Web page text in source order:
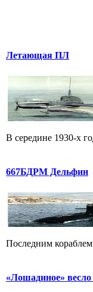
Летающая ПЛ
В середине 1930-х
667БДРМ Дельфин
Последним
«Лошадиное»